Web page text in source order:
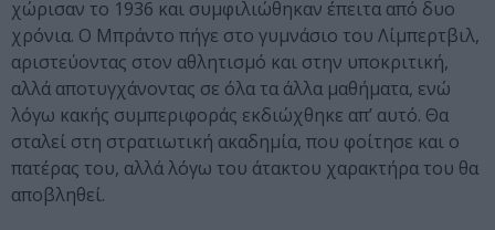
χώρισαν το 1936 και συμφιλιώθηκαν έπειτα από δυο
χρόνια. Ο Μπράντο πήγε στο γυμνάσιο του Λίμπερτβιλ,
αριστεύοντας στον αθλητισμό και στην υποκριτική,
αλλά αποτυγχάνοντας σε όλα τα άλλα μαθήματα, ενώ
λόγω κακής συμπεριφοράς εκδιώχθηκε απ’ αυτό. Θα
σταλεί στη στρατιωτική ακαδημία, που φοίτησε και ο
πατέρας του, αλλά λόγω του άτακτου χαρακτήρα του θα
αποβληθεί.